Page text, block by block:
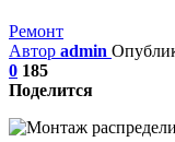
Ремонт
Автор admin
0 185
Поделится